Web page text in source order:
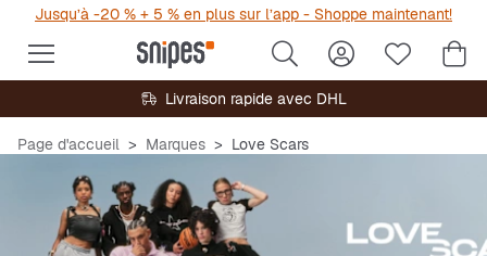
Jusqu’à -20 % + 5 % en plus sur l’app - Shoppe maintenant!
Livraison rapide avec DHL
Page d'accueil Marques Love Scars